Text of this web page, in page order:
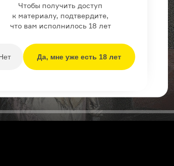
доступко всемлекциям, подкастам
и другим аудио Arzamas
Купить
у вас уже есть подписка, нажмитесюда
Чтобы получить доступ
к материалу, подтвердите,
что вам исполнилось 18 лет
Да, мне уже есть 18 лет